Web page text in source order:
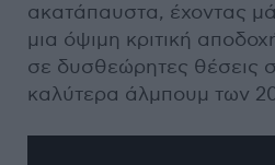
ακατάπαυστα, έχοντας
μια όψιμη κριτική
σε δυσθεώρητες θέσεις
καλύτερα άλμπουμ των